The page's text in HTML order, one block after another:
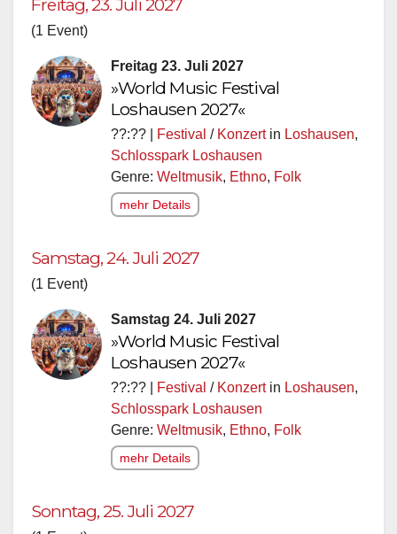
(1 Event)
Freitag 23. Juli 2027
»World Music Festival
Loshausen 2027«
??:?? | Festival / Konzertin Loshausen,
Schlosspark Loshausen
Genre: Weltmusik, Ethno, Folk
mehr Details
Samstag, 24. Juli 2027
(1 Event)
Samstag 24. Juli 2027
»World Music Festival
Loshausen 2027«
??:?? | Festival / Konzertin Loshausen,
Schlosspark Loshausen
Genre: Weltmusik, Ethno, Folk
mehr Details
Sonntag, 25. Juli 2027